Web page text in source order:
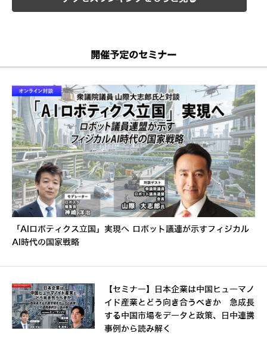
開催予定のセミナー
「AIロボティクス立国」実現へ ロボット議連が示すフィジカル
AI時代の国家戦略
【セミナー】日本企業は中国ヒューマノ
イド産業とどう向き合うべきか 急成長
する中国市場をデータと政策、日中連携
事例から読み解く